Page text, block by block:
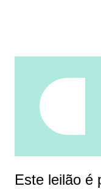
Este leilão é